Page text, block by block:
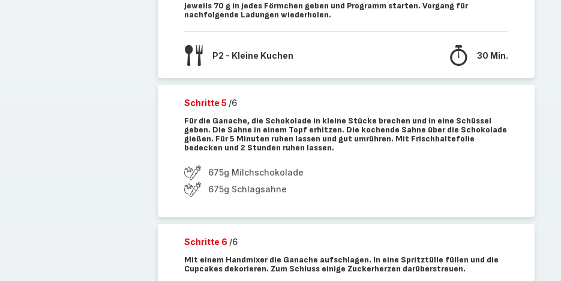
Jeweils 70 g in jedes Förmchen geben und Programm starten. Vorgang für
nachfolgende Ladungen wiederholen.
P2 - Kleine Kuchen 30 Min.
Schritte 5 /6
Für die Ganache, die Schokolade in kleine Stücke brechen und in eine Schüssel
geben. Die Sahne in einem Topf erhitzen. Die kochende Sahne über die Schokolade
gießen. Für 5 Minuten ruhen lassen und gut umrühren. Mit Frischhaltefolie
bedecken und 2 Stunden ruhen lassen.
675g Milchschokolade
675g Schlagsahne
Schritte 6 /6
Mit einem Handmixer die Ganache aufschlagen. In eine Spritztülle füllen und die
Cupcakes dekorieren. Zum Schluss einige Zuckerherzen darüberstreuen.